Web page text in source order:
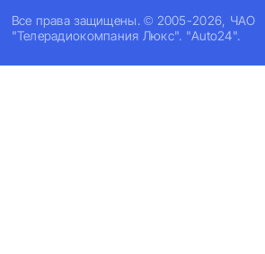
Все права защищены. © 2005-2026, ЧАО
"Телерадиокомпания Люкс". "Auto24".